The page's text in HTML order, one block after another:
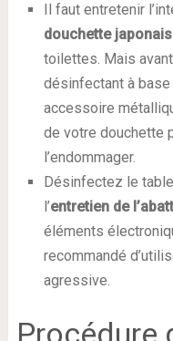
Il faut entretenir
douchette
toilettes. Mais
désinfectant à base
accessoire
de votre douchette
l’endommager.
Désinfectez le
l’entretien de
éléments
recommandé
agressive.